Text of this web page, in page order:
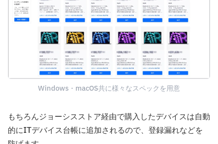
Windows・macOS共に様々なスペックを用意
もちろんジョーシスストア経由で購入したデバイスは自動
的にITデバイス台帳に追加されるので、登録漏れなどを